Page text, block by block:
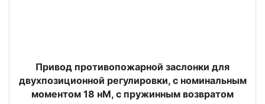
Привод противопожарной заслонки для
двухпозиционной регулировки, с номинальным
моментом 18 нМ, с пружинным возвратом